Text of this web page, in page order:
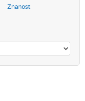
Znanost